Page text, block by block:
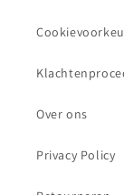
Over ons
Privacy Policy